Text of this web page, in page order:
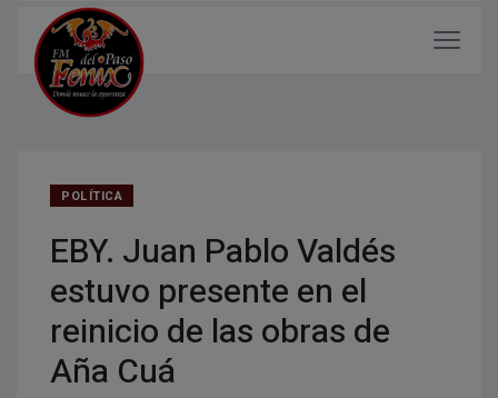
POLÍTICA
EBY. Juan Pablo Valdés
estuvo presente en el
reinicio de las obras de
Aña Cuá